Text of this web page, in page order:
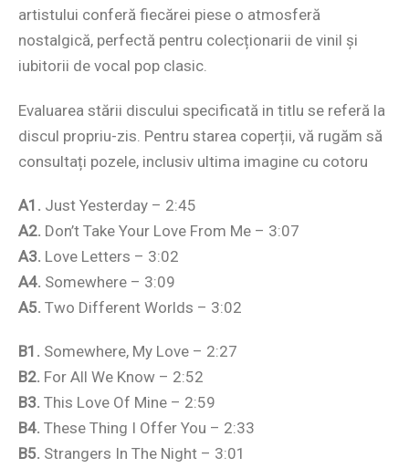
artistului conferă fiecărei piese o atmosferă
nostalgică, perfectă pentru colecționarii de vinil și
iubitorii de vocal pop clasic.
Evaluarea stării discului specificată in titlu se referă la
discul propriu-zis. Pentru starea coperții, vă rugăm să
consultați pozele, inclusiv ultima imagine cu cotoru
A1. Just Yesterday – 2:45
A2. Don’t Take Your Love From Me – 3:07
A3. Love Letters – 3:02
A4. Somewhere – 3:09
A5. Two Different Worlds – 3:02
B1. Somewhere, My Love – 2:27
B2. For All We Know – 2:52
B3. This Love Of Mine – 2:59
B4. These Thing I Offer You – 2:33
B5. Strangers In The Night – 3:01